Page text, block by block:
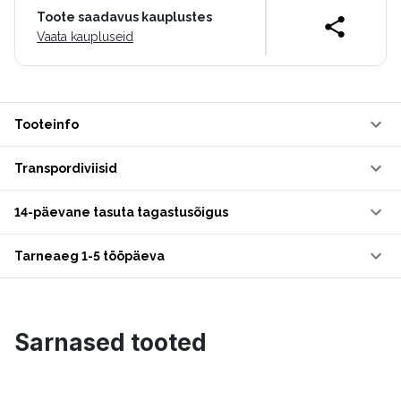
Toote saadavus kauplustes
Vaata kaupluseid
Tooteinfo
Transpordiviisid
14-päevane tasuta tagastusõigus
Tarneaeg 1-5 tööpäeva
Sarnased tooted